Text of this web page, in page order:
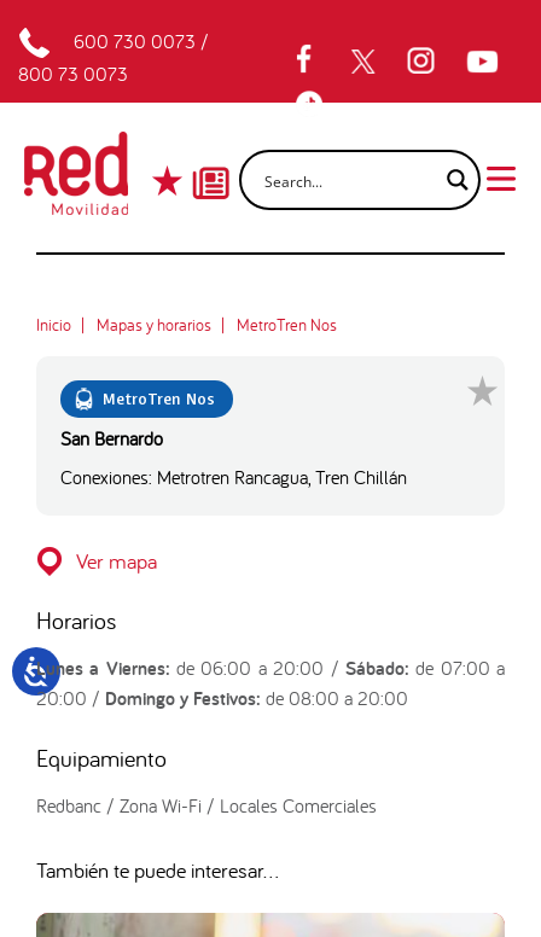
600 730 0073 /
800 73 0073
Inicio Mapas y horarios MetroTren Nos
MetroTren Nos
San Bernardo
Conexiones: Metrotren Rancagua, Tren Chillán
Ver mapa
Horarios
Lunes a Viernes: de 06:00 a 20:00 / Sábado: de 07:00 a
20:00 / Domingo y Festivos: de 08:00 a 20:00
Equipamiento
Redbanc / Zona Wi-Fi / Locales Comerciales
También te puede interesar...